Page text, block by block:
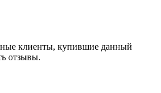
клиенты, купившие данный
отзывы.